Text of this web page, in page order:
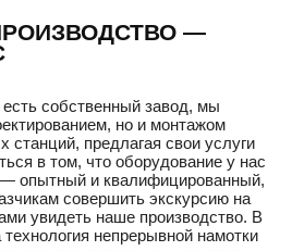
—
собственный завод, мы
но и монтажом
станций, предлагая свои услуги
в том, что оборудование у нас
опытный и квалифицированный,
совершить экскурсию на
увидеть наше производство. В
непрерывной намотки